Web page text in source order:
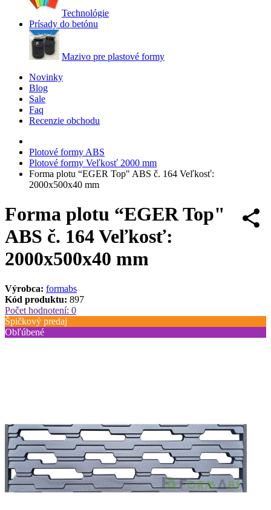
Technológie
Prísady do betónu
Mazivo pre plastové formy
Novinky
Blog
Sale
Faq
Recenzie obchodu
Plotové formy ABS
Plotové formy Veľkosť 2000 mm
Forma plotu “EGER Top" ABS č. 164 Veľkosť:
2000x500x40 mm
Forma plotu “EGER Top"
ABS č. 164 Veľkosť:
2000x500x40 mm
Výrobca: formabs
Kód produktu: 897
Počet hodnotení: 0
Špičkový predaj
Obľúbené